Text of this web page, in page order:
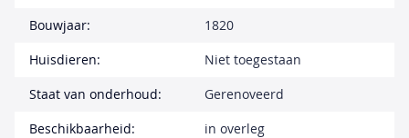
Bouwjaar:
1820
Huisdieren:
Niet toegestaan
Staat van onderhoud:
Gerenoveerd
Beschikbaarheid:
in overleg